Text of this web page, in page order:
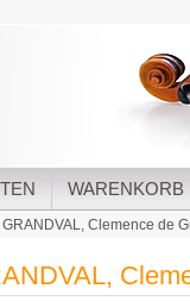
WARENKORB
GRANDVAL, Clemence de